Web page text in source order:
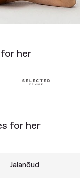
her
for her
Jalanõud